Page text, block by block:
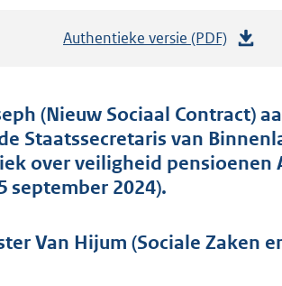
Authentieke versie (PDF)
t
a
n
g
(Nieuw Sociaal Contract)
Staatssecretaris van
over veiligheid
september 2024).
Van Hijum (Sociale Zaken